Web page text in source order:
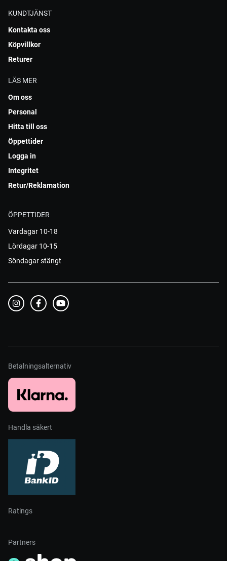
KUNDTJÄNST
Kontakta oss
Köpvillkor
Returer
LÄS MER
Om oss
Personal
Hitta till oss
Öppettider
Logga in
Integritet
Retur/Reklamation
ÖPPETTIDER
Vardagar 10-18
Lördagar 10-15
Söndagar stängt
Betalningsalternativ
Handla säkert
Ratings
Partners